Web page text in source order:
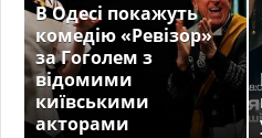
В Одесі покажуть
комедію «Ревізор»
за Гоголем з
відомими
київськими
акторами